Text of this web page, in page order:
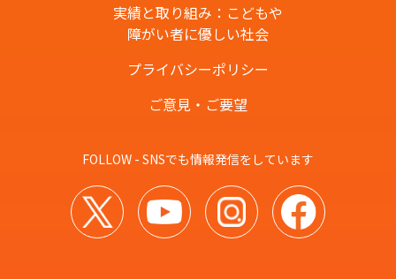
実績と取り組み：こどもや
障がい者に優しい社会
プライバシーポリシー
ご意見・ご要望
FOLLOW - SNSでも情報発信をしています